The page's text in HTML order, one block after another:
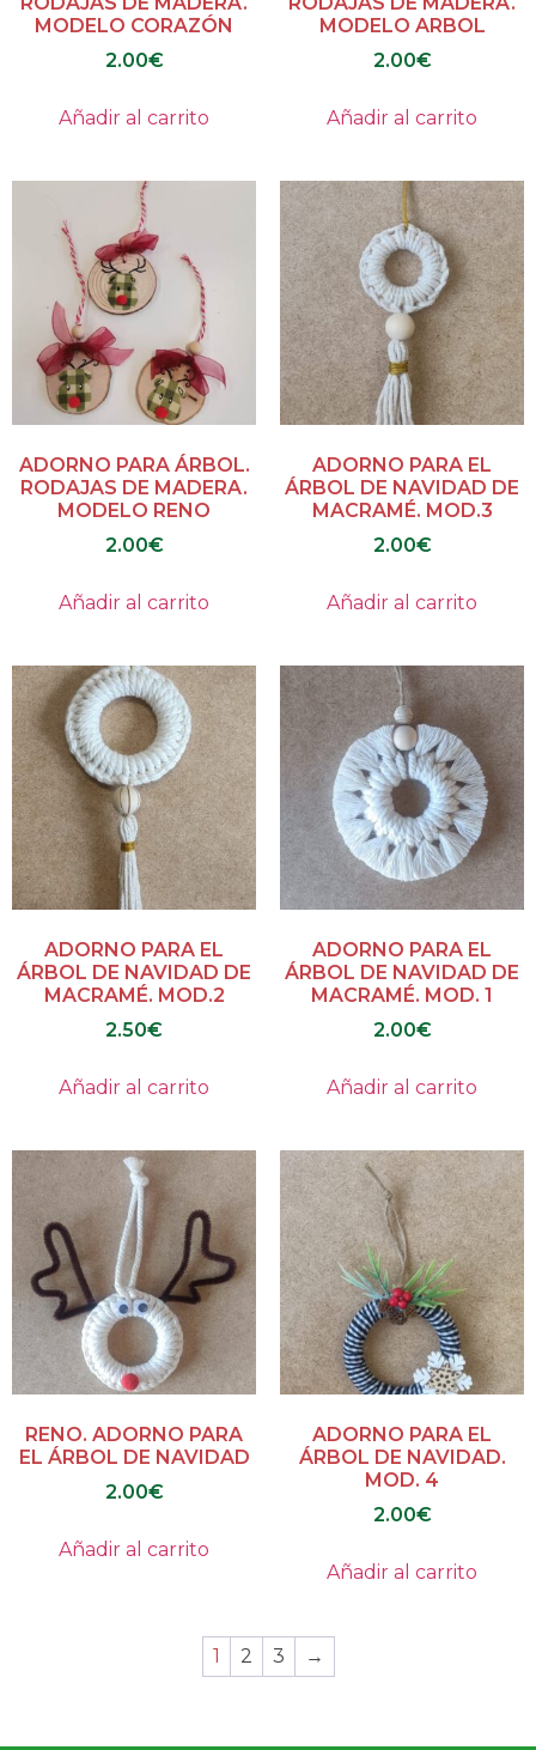
MODELO CORAZÓN
2.00€
Añadir al carrito
MODELO ARBOL
2.00€
Añadir al carrito
ADORNO PARA ÁRBOL.
RODAJAS DE MADERA.
MODELO RENO
2.00€
Añadir al carrito
ADORNO PARA EL
ÁRBOL DE NAVIDAD DE
MACRAMÉ. MOD.3
2.00€
Añadir al carrito
ADORNO PARA EL
ÁRBOL DE NAVIDAD DE
MACRAMÉ. MOD.2
2.50€
Añadir al carrito
ADORNO PARA EL
ÁRBOL DE NAVIDAD DE
MACRAMÉ. MOD. 1
2.00€
Añadir al carrito
RENO. ADORNO PARA
EL ÁRBOL DE NAVIDAD
2.00€
Añadir al carrito
ADORNO PARA EL
ÁRBOL DE NAVIDAD.
MOD. 4
2.00€
Añadir al carrito
1 2 3 →